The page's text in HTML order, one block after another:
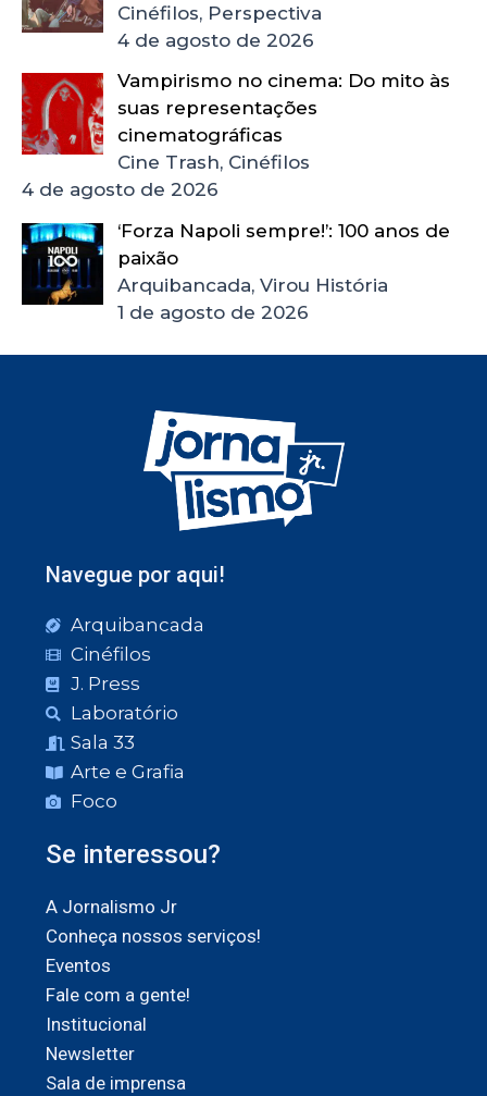
Cinéfilos, Perspectiva
4 de agosto de 2026
Vampirismo no cinema: Do mito às
suas representações
cinematográficas
Cine Trash, Cinéfilos
4 de agosto de 2026
‘Forza Napoli sempre!’: 100 anos de
paixão
Arquibancada, Virou História
1 de agosto de 2026
Navegue por aqui!
Arquibancada
Cinéfilos
J. Press
Laboratório
Sala 33
Arte e Grafia
Foco
Se interessou?
A Jornalismo Jr
Conheça nossos serviços!
Eventos
Fale com a gente!
Institucional
Newsletter
Sala de imprensa